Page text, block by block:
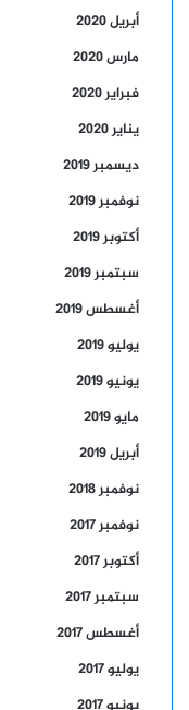
أبريل 2020
مارس 2020
فبراير 2020
يناير 2020
ديسمبر 2019
نوفمبر 2019
أكتوبر 2019
سبتمبر 2019
أغسطس 2019
يوليو 2019
يونيو 2019
مايو 2019
أبريل 2019
نوفمبر 2018
نوفمبر 2017
أكتوبر 2017
سبتمبر 2017
أغسطس 2017
يوليو 2017